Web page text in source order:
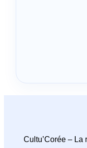
Cultu’Corée – La